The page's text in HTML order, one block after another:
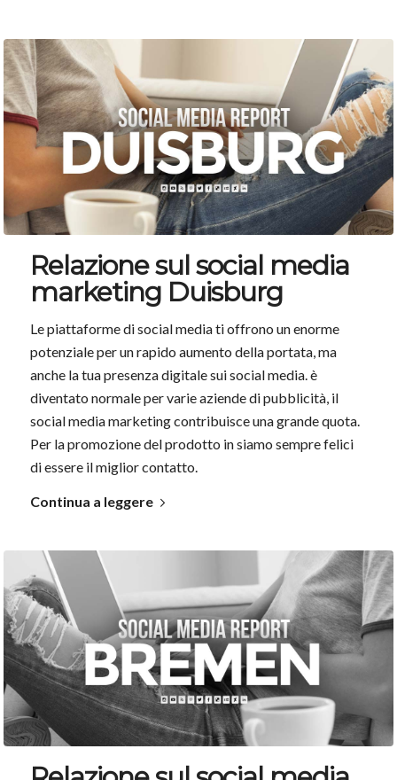
Relazione sul social media
marketing Duisburg
Le piattaforme di social media ti offrono un enorme
potenziale per un rapido aumento della portata, ma
anche la tua presenza digitale sui social media. è
diventato normale per varie aziende di pubblicità, il
social media marketing contribuisce una grande quota.
Per la promozione del prodotto in siamo sempre felici
di essere il miglior contatto.
Continua a leggere